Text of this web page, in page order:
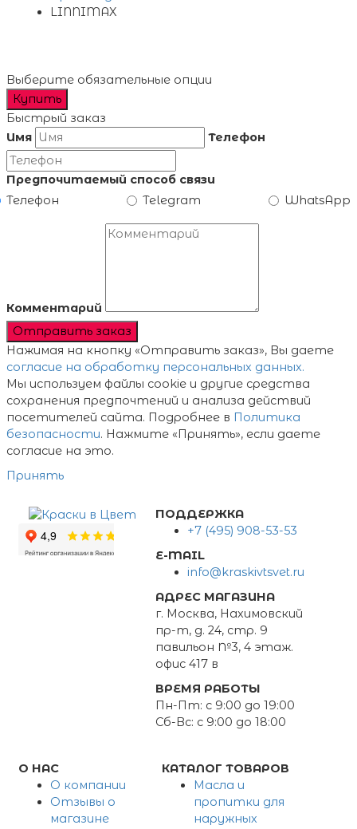
LINNIMAX
Выберите обязательные опции
Купить
Быстрый заказ
Имя
Телефон
Предпочитаемый способ связи
Телефон
Telegram WhatsApp
Комментарий
Отправить заказ
Нажимая на кнопку «Отправить заказ», Вы даете
согласие на обработку персональных данных.
Мы используем файлы cookie и другие средства
сохранения предпочтений и анализа действий
посетителей сайта. Подробнее в Политика
безопасности. Нажмите «Принять», если даете
согласие на это.
Принять
ПОДДЕРЖКА
+7 (495) 908-53-53
E-MAIL
info@kraskivtsvet.ru
АДРЕС МАГАЗИНА
г. Москва, Нахимовский
пр-т, д. 24, стр. 9
павильон №3, 4 этаж.
офис 417 в
ВРЕМЯ РАБОТЫ
Пн-Пт: с 9:00 до 19:00
Сб-Вс: с 9:00 до 18:00
О НАС
О компании
Отзывы о
магазине
КАТАЛОГ ТОВАРОВ
Масла и
пропитки для
наружных